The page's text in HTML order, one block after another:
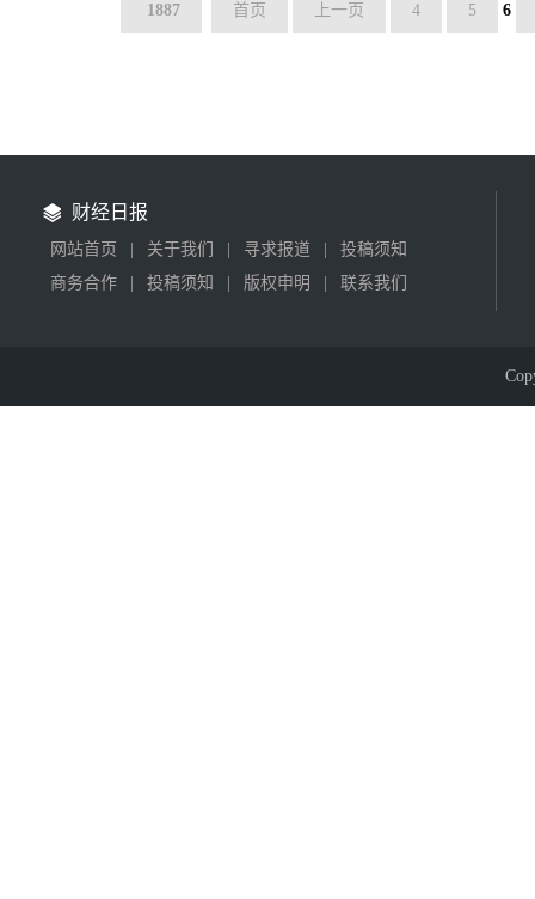
1887 首页 上一页 4 5 6
财经日报
网站首页 关于我们 寻求报道
投稿须知
商务合作
投稿须知 版权申明 联系我们